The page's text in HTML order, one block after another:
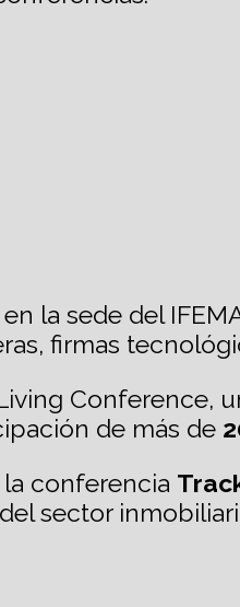
la sede del
firmas
Conference,
de más de
conferencia
sector